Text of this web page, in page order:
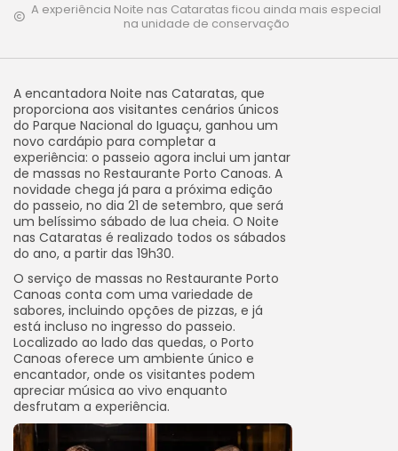
A experiência Noite nas Cataratas ficou ainda mais especial
na unidade de conservação
A encantadora Noite nas Cataratas, que
proporciona aos visitantes cenários únicos
do Parque Nacional do Iguaçu, ganhou um
novo cardápio para completar a
experiência: o passeio agora inclui um jantar
de massas no Restaurante Porto Canoas. A
novidade chega já para a próxima edição
do passeio, no dia 21 de setembro, que será
um belíssimo sábado de lua cheia. O Noite
nas Cataratas é realizado todos os sábados
do ano, a partir das 19h30.
O serviço de massas no Restaurante Porto
Canoas conta com uma variedade de
sabores, incluindo opções de pizzas, e já
está incluso no ingresso do passeio.
Localizado ao lado das quedas, o Porto
Canoas oferece um ambiente único e
encantador, onde os visitantes podem
apreciar música ao vivo enquanto
desfrutam a experiência.